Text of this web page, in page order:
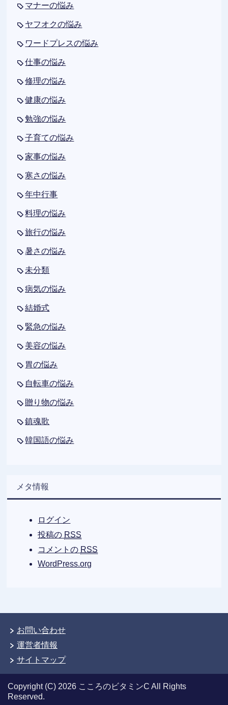
マナーの悩み
ヤフオクの悩み
ワードプレスの悩み
仕事の悩み
修理の悩み
健康の悩み
勉強の悩み
子育ての悩み
家事の悩み
寒さの悩み
年中行事
料理の悩み
旅行の悩み
暑さの悩み
未分類
病気の悩み
結婚式
緊急の悩み
美容の悩み
胃の悩み
自転車の悩み
贈り物の悩み
鎮魂歌
韓国語の悩み
メタ情報
ログイン
投稿の RSS
コメントの RSS
WordPress.org
お問い合わせ
運営者情報
サイトマップ
Copyright (C) 2026 こころのビタミンC All Rights
Reserved.